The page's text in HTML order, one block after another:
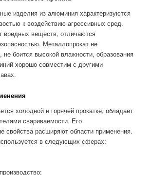
изделия из алюминия характеризуются
к воздействию агрессивных сред.
веществ, отличаются
Металлопрокат не
не боится высокой влажности, образования
хорошо совместим с другими
холодной и горячей прокатке, обладает
свариваемости. Его
свойства расширяют области применения.
в следующих сферах: